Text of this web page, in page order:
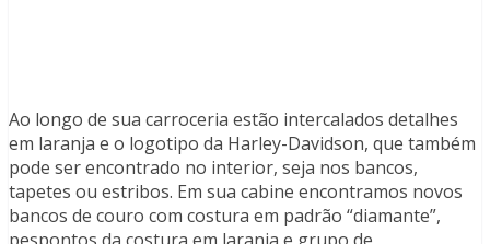
Ao longo de sua carroceria estão intercalados detalhes
em laranja e o logotipo da Harley-Davidson, que também
pode ser encontrado no interior, seja nos bancos,
tapetes ou estribos. Em sua cabine encontramos novos
bancos de couro com costura em padrão “diamante”,